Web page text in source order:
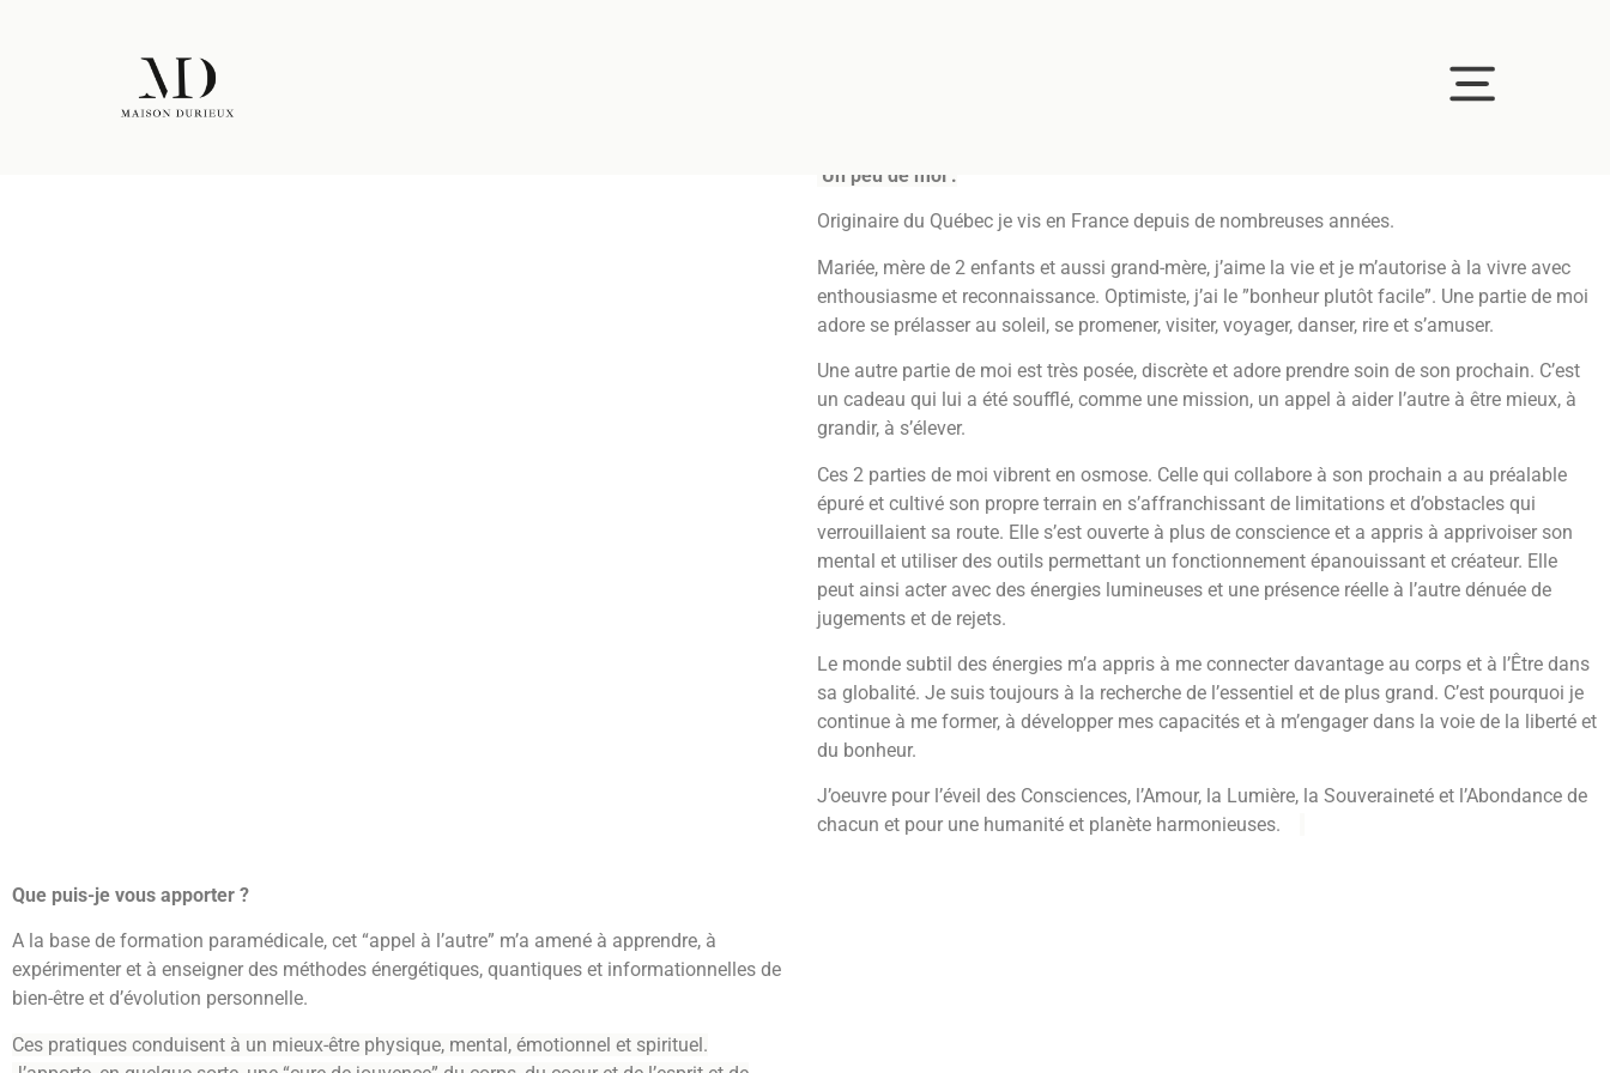
Portrait :
Manon Beaucage Gonzales Energéticienne Holistique
Un peu de moi :
Originaire du Québec je vis en France depuis de nombreuses années.
Mariée, mère de 2 enfants et aussi grand-mère, j’aime la vie et je m’autorise à la vivre avec
enthousiasme et reconnaissance. Optimiste, j’ai le ”bonheur plutôt facile”. Une partie de moi
adore se prélasser au soleil, se promener, visiter, voyager, danser, rire et s’amuser.
Une autre partie de moi est très posée, discrète et adore prendre soin de son prochain. C’est
un cadeau qui lui a été soufflé, comme une mission, un appel à aider l’autre à être mieux, à
grandir, à s’élever.
Ces 2 parties de moi vibrent en osmose. Celle qui collabore à son prochain a au préalable
épuré et cultivé son propre terrain en s’affranchissant de limitations et d’obstacles qui
verrouillaient sa route. Elle s’est ouverte à plus de conscience et a appris à apprivoiser son
mental et utiliser des outils permettant un fonctionnement épanouissant et créateur. Elle
peut ainsi acter avec des énergies lumineuses et une présence réelle à l’autre dénuée de
jugements et de rejets.
Le monde subtil des énergies m’a appris à me connecter davantage au corps et à l’Être dans
sa globalité. Je suis toujours à la recherche de l’essentiel et de plus grand. C’est pourquoi je
continue à me former, à développer mes capacités et à m’engager dans la voie de la liberté et
du bonheur.
J’oeuvre pour l’éveil des Consciences, l’Amour, la Lumière, la Souveraineté et l’Abondance de
chacun et pour une humanité et planète harmonieuses.
Que puis-je vous apporter ?
A la base de formation paramédicale, cet “appel à l’autre” m’a amené à apprendre, à
expérimenter et à enseigner des méthodes énergétiques, quantiques et informationnelles de
bien-être et d’évolution personnelle.
Ces pratiques conduisent à un mieux-être physique, mental, émotionnel et spirituel.